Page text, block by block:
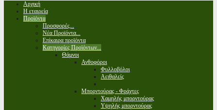
Αρχική
Η εταιρεία
Προϊόντα
Προσφορές...
Νέα Προϊόντα...
Επίκαιρα προϊόντα
Κατηγορίες Προϊόντων...
Θάμνοι
Ανθοφόροι
Φυλλοβόλοι
Αειθαλείς
Μπορντούρας - Φράχτες
Χαμηλής μπορντούρας
Υψηλής μπορντούρας